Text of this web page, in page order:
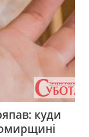
куди